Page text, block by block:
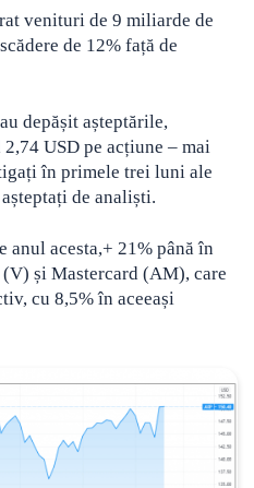
venituri de 9 miliarde de
de 12% față de
depășit așteptările,
USD pe acțiune – mai
în primele trei luni ale
de analiști.
acesta,+ 21% până în
și Mastercard (AM), care
cu 8,5% în aceeași